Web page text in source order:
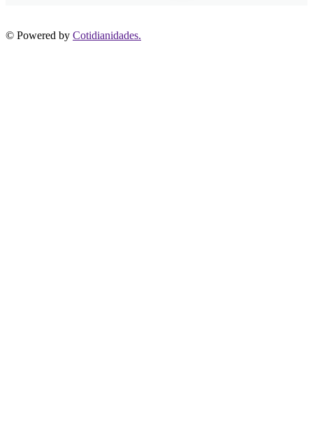
© Powered by Cotidianidades.